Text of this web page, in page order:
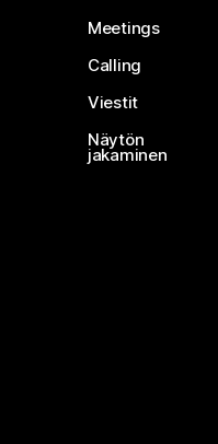
Meetings
Calling
Viestit
Näytön
jakaminen